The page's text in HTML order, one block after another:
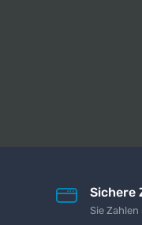
Sichere
Sie